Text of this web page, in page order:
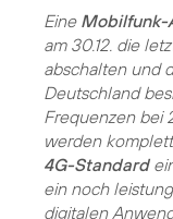
Eine Mobilfunk-
am 30.12. die
abschalten und
Deutschland
Frequenzen bei
werden
4G-Standard
ein noch
digitalen